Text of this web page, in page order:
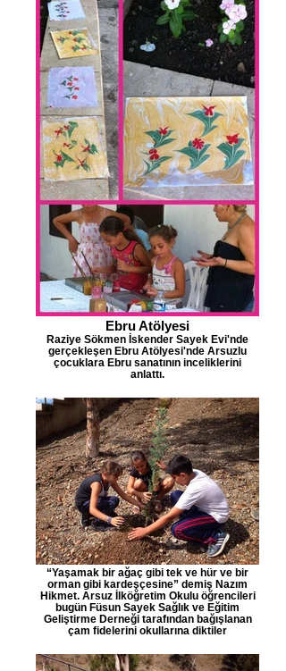
Ebru Atölyesi
Raziye Sökmen İskender Sayek Evi'nde
gerçekleşen Ebru Atölyesi'nde Arsuzlu
çocuklara Ebru sanatının inceliklerini
anlattı.
“Yaşamak bir ağaç gibi tek ve hür ve bir
orman gibi kardeşçesine” demiş Nazım
Hikmet. Arsuz İlköğretim Okulu öğrencileri
bugün Füsun Sayek Sağlık ve Eğitim
Geliştirme Derneği tarafından bağışlanan
çam fidelerini okullarına diktiler